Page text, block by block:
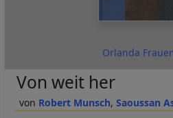
Orlanda
Robert Munsch Saoussan
Von weit her